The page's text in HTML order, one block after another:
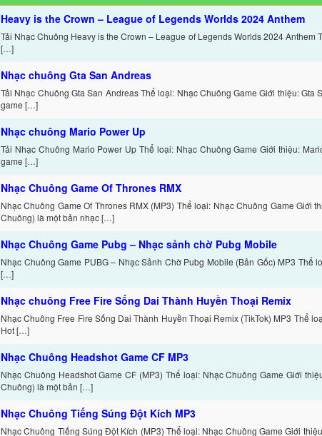
Heavy is the Crown – League of Legends Worlds 2024 Anthem
Tải Nhạc Chuông Heavy is the Crown – League of Legends Worlds 2024 Anthem
[…]
Nhạc chuông Gta San Andreas
Tải Nhạc Chuông Gta San Andreas Thể loại: Nhạc Chuông Game Giới thiệu: Gta
game […]
Nhạc chuông Mario Power Up
Tải Nhạc Chuông Mario Power Up Thể loại: Nhạc Chuông Game Giới thiệu:
game […]
Nhạc Chuông Game Of Thrones RMX
Nhạc Chuông Game Of Thrones RMX (MP3) Thể loại: Nhạc Chuông Game Giới
Chuông) là một bản nhạc […]
Nhạc Chuông Game Pubg – Nhạc sảnh chờ Pubg Mobile
Nhạc Chuông Game PUBG – Nhạc Sảnh Chờ Pubg Mobile (Bản Gốc) MP3 Thể
[…]
Nhạc chuông Free Fire Sống Dai Thành Huyền Thoại Remix
Nhạc Chuông Free Fire Sống Dai Thành Huyền Thoại Remix (TikTok) MP3 Thể
Hot […]
Nhạc Chuông Headshot Game CF MP3
Nhạc Chuông Headshot Game CF (MP3) Thể loại: Nhạc Chuông Game Giới
Chuông) là một bản […]
Nhạc Chuông Tiếng Súng Đột Kích MP3
Nhạc Chuông Tiếng Súng Đột Kích (MP3) Thể loại: Nhạc Chuông Game Giới